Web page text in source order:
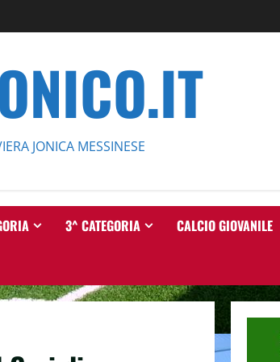
JONICA MESSINESE
3^ CATEGORIA CALCIO GIOVANILE